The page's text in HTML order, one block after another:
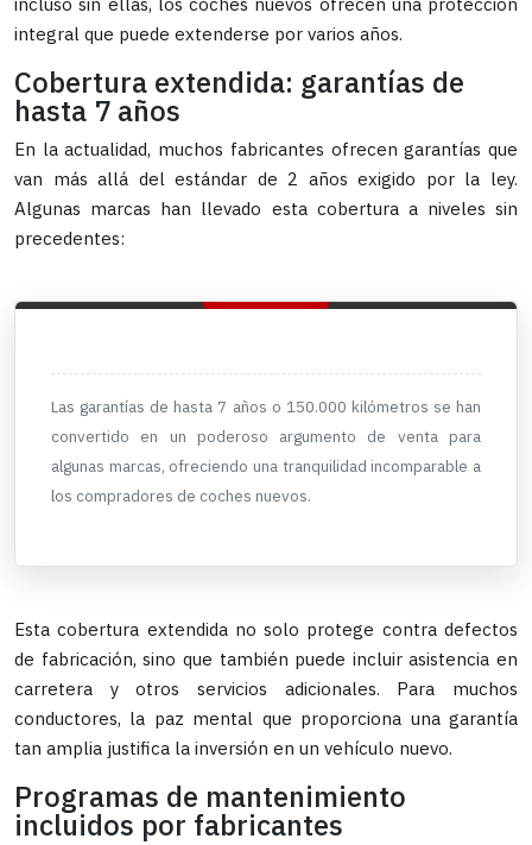
integral que puede extenderse por varios años.
Cobertura extendida: garantías de
hasta 7 años
En la actualidad, muchos fabricantes ofrecen garantías que
van más allá del estándar de 2 años exigido por la ley.
Algunas marcas han llevado esta cobertura a niveles sin
precedentes:
Las garantías de hasta 7 años o 150.000 kilómetros se han
convertido en un poderoso argumento de venta para
algunas marcas, ofreciendo una tranquilidad incomparable a
los compradores de coches nuevos.
Esta cobertura extendida no solo protege contra defectos
de fabricación, sino que también puede incluir asistencia en
carretera y otros servicios adicionales. Para muchos
conductores, la paz mental que proporciona una garantía
tan amplia justifica la inversión en un vehículo nuevo.
Programas de mantenimiento
incluidos por fabricantes